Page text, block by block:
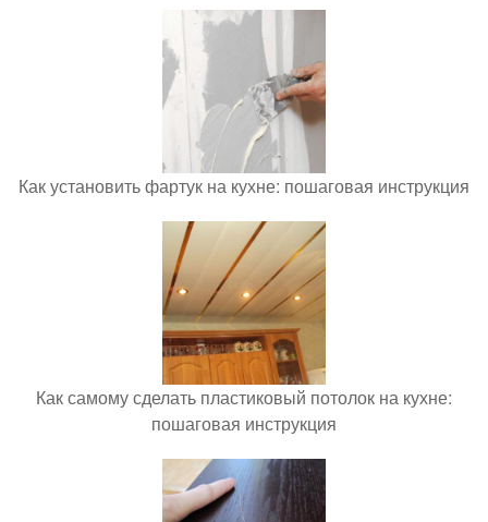
Как установить фартук на кухне: пошаговая инструкция
Как самому сделать пластиковый потолок на кухне:
пошаговая инструкция